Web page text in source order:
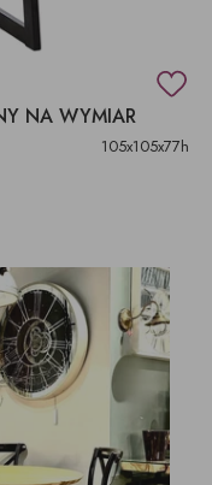
NA WYMIAR
105x105x77h